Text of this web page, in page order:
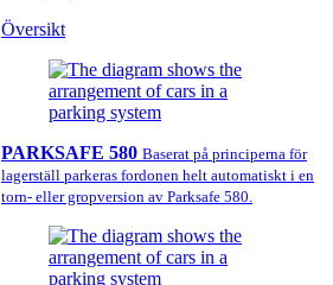
Översikt
PARKSAFE 580 Baserat på principerna för
lagerställ parkeras fordonen helt automatiskt i en
torn- eller gropversion av Parksafe 580.